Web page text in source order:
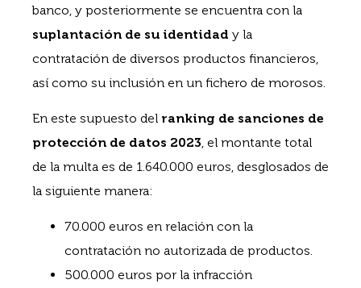
banco, y posteriormente se encuentra con la
suplantación de su identidad y la
contratación de diversos productos financieros,
así como su inclusión en un fichero de morosos.
En este supuesto del ranking de sanciones de
protección de datos 2023, el montante total
de la multa es de 1.640.000 euros, desglosados de
la siguiente manera:
70.000 euros en relación con la
contratación no autorizada de productos.
500.000 euros por la infracción